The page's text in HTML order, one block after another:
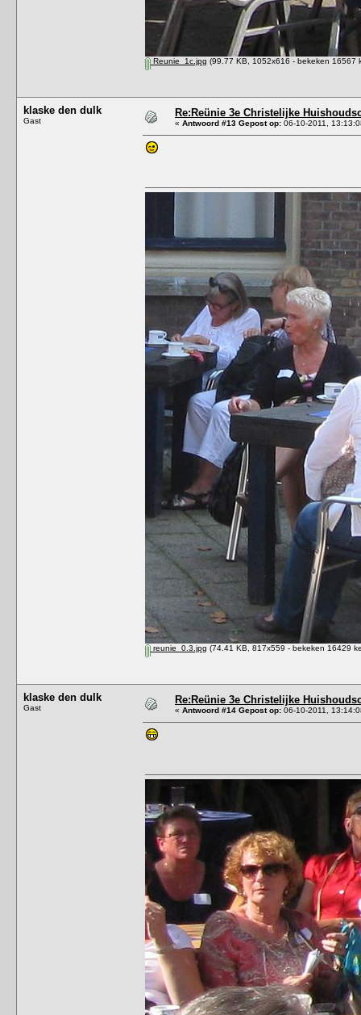
Reunie_1c.jpg (99.77 KB, 1052x616 - bekeken 16567
klaske den dulk
Gast
Re:Reünie 3e Christelijke
« Antwoord #13 Gepost op: 06-10-2011,
reunie_0.3.jpg (74.41 KB, 817x559 - bekeken 16429
klaske den dulk
Gast
Re:Reünie 3e Christelijke
« Antwoord #14 Gepost op: 06-10-2011,